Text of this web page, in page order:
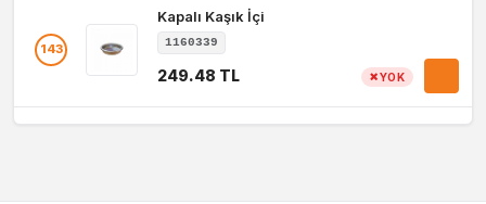
143
Kapalı Kaşık İçi
1160339
249.48 TL YOK